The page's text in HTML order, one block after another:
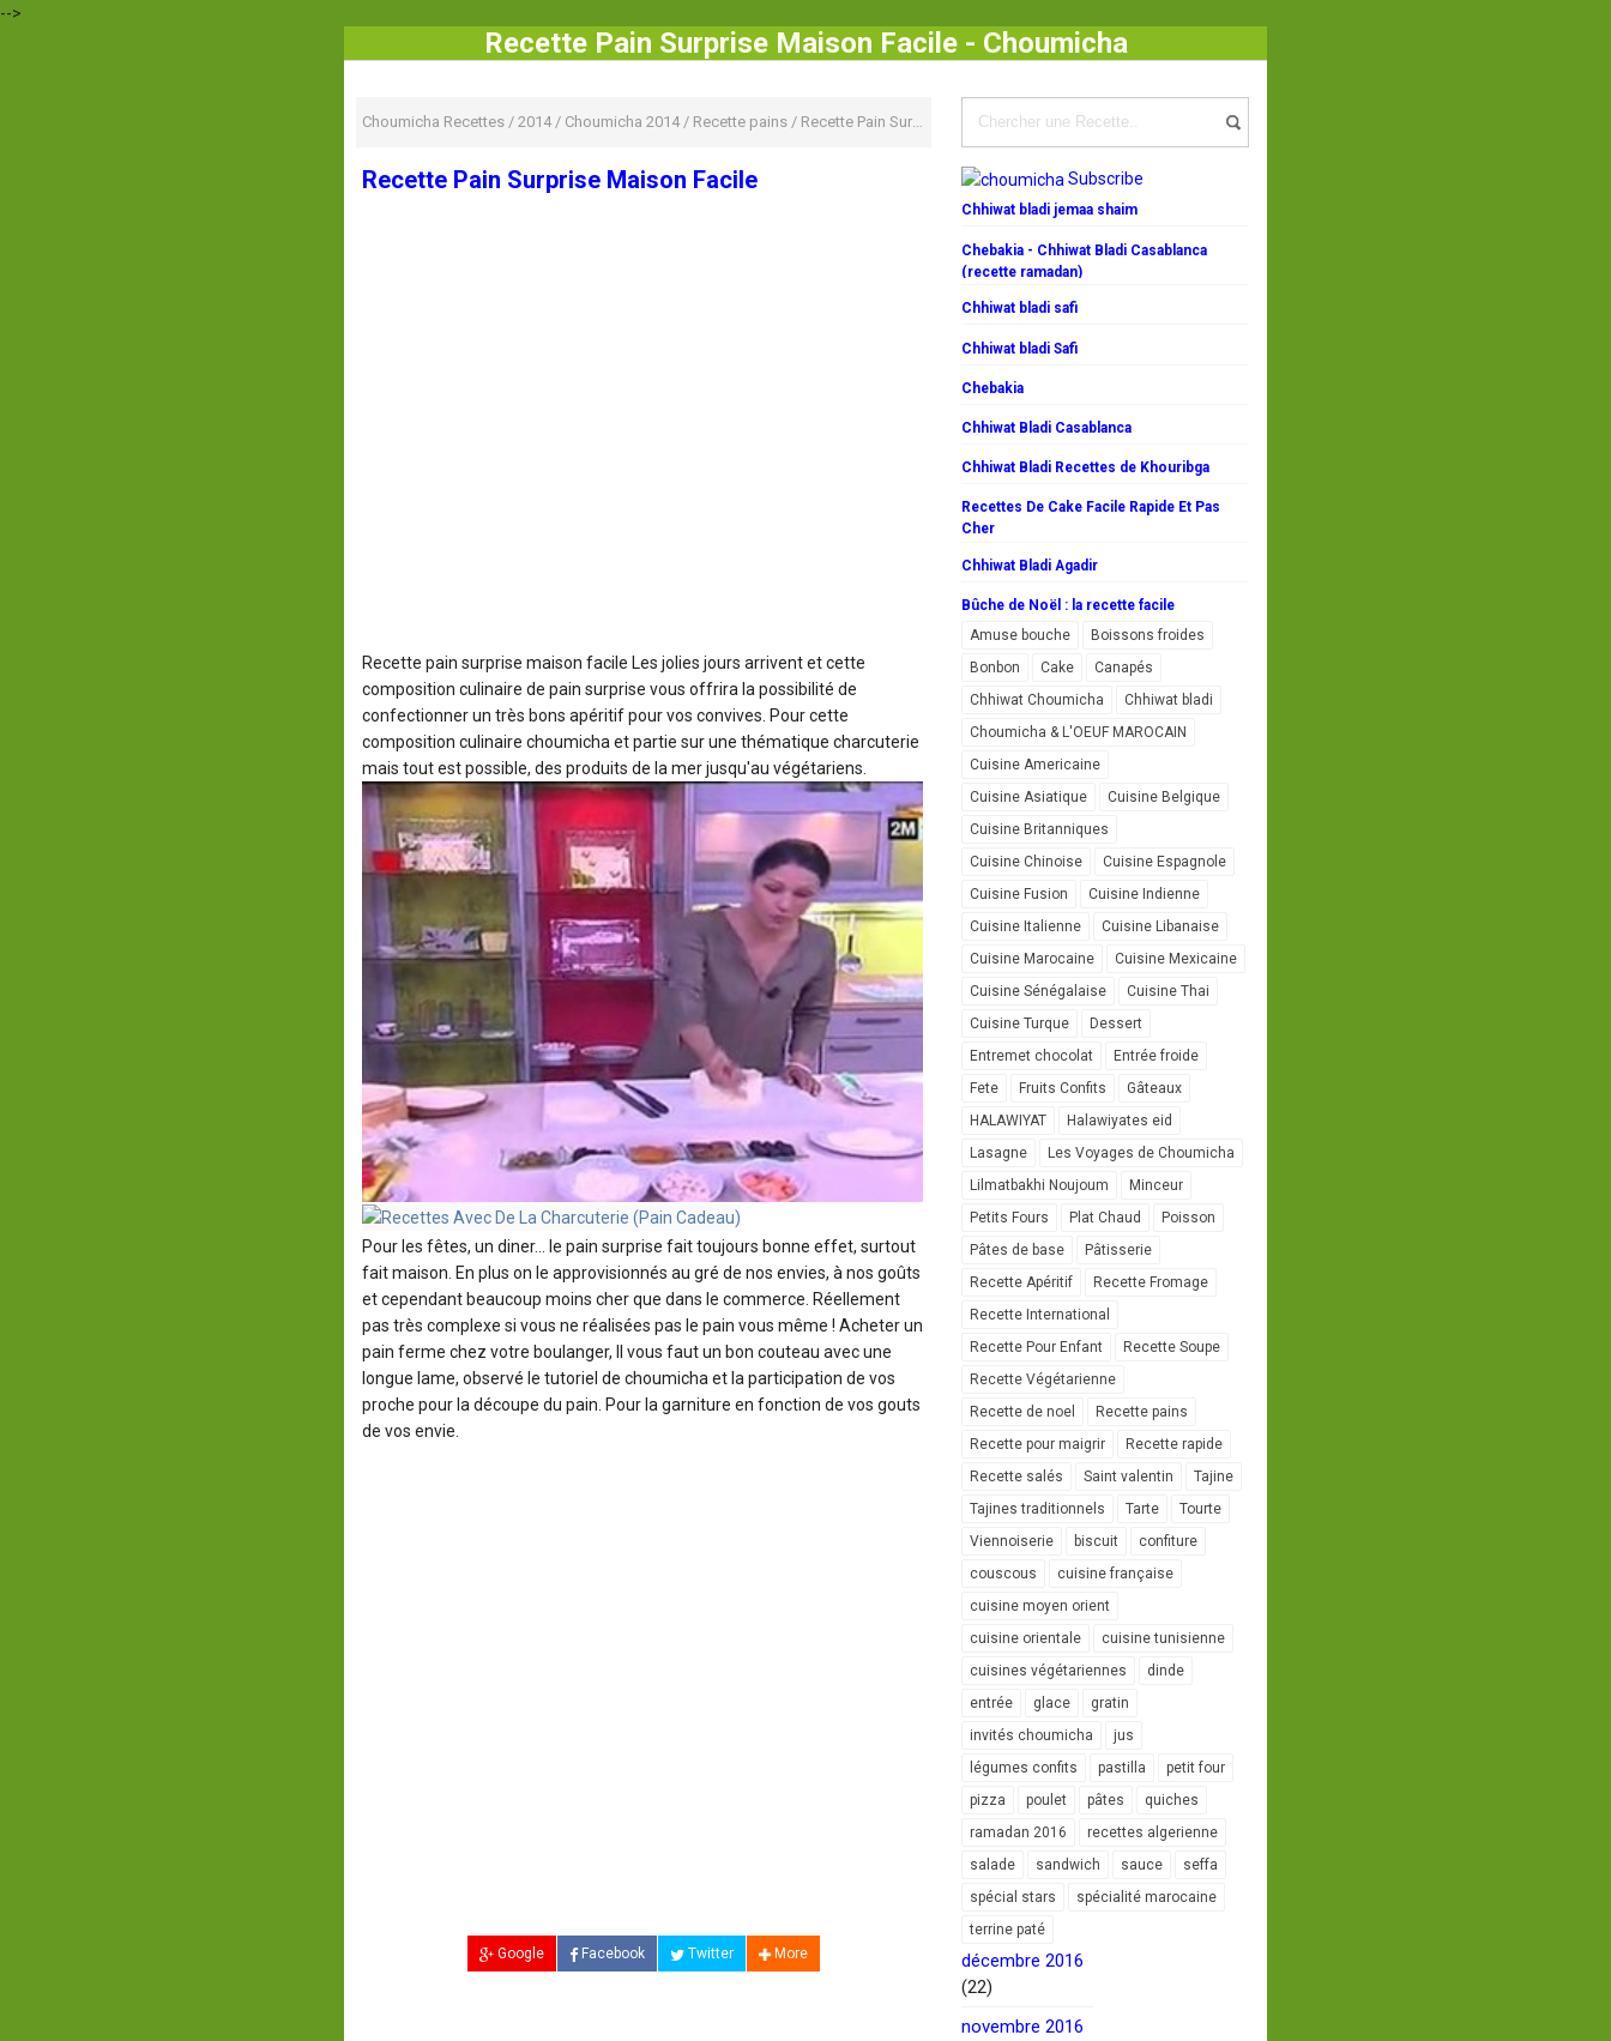
-->
Recette Pain Surprise Maison Facile - Choumicha
Choumicha Recettes / 2014/ Choumicha 2014/ Recette pains / Recette Pain Surprise Maison Facile
Recette Pain Surprise Maison Facile
Recette pain surprise maison facile Les jolies jours arrivent et cette
composition culinaire de pain surprise vous offrira la possibilité de
confectionner un très bons apéritif pour vos convives. Pour cette
composition culinaire choumicha et partie sur une thématique charcuterie
mais tout est possible, des produits de la mer jusqu'au végétariens.
Pour les fêtes, un diner... le pain surprise fait toujours bonne effet, surtout
fait maison. En plus on le approvisionnés au gré de nos envies, à nos goûts
et cependant beaucoup moins cher que dans le commerce. Réellement
pas très complexe si vous ne réalisées pas le pain vous même ! Acheter un
pain ferme chez votre boulanger, Il vous faut un bon couteau avec une
longue lame, observé le tutoriel de choumicha et la participation de vos
proche pour la découpe du pain. Pour la garniture en fonction de vos gouts
de vos envie.
Google Facebook Twitter More
Subscribe
Chhiwat bladi jemaa shaim
Chebakia - Chhiwat Bladi Casablanca
(recette ramadan)
Chhiwat bladi safi
Chhiwat bladi Safi
Chebakia
Chhiwat Bladi Casablanca
Chhiwat Bladi Recettes de Khouribga
Recettes De Cake Facile Rapide Et Pas
Cher
Chhiwat Bladi Agadir
Bûche de Noël : la recette facile
Amuse bouche
Boissons froides
Bonbon
Cake
Canapés
Chhiwat Choumicha
Chhiwat bladi
Choumicha & L'OEUF MAROCAIN
Cuisine Americaine
Cuisine Asiatique
Cuisine Belgique
Cuisine Britanniques
Cuisine Chinoise
Cuisine Espagnole
Cuisine Fusion
Cuisine Indienne
Cuisine Italienne
Cuisine Libanaise
Cuisine Marocaine
Cuisine Mexicaine
Cuisine Sénégalaise
Cuisine Thai
Cuisine Turque
Dessert
Entremet chocolat
Entrée froide
Fete
Fruits Confits
Gâteaux
HALAWIYAT
Halawiyates eid
Lasagne
Les Voyages de Choumicha
Lilmatbakhi Noujoum
Minceur
Petits Fours
Plat Chaud
Poisson
Pâtes de base
Pâtisserie
Recette Apéritif
Recette Fromage
Recette International
Recette Pour Enfant
Recette Soupe
Recette Végétarienne
Recette de noel
Recette pains
Recette pour maigrir
Recette rapide
Recette salés
Saint valentin
Tajine
Tajines traditionnels
Tarte
Tourte
Viennoiserie
biscuit
confiture
couscous
cuisine française
cuisine moyen orient
cuisine orientale
cuisine tunisienne
cuisines végétariennes
dinde
entrée
glace
gratin
invités choumicha
jus
légumes confits
pastilla
petit four
pizza
poulet pâtes
quiches
ramadan 2016
recettes algerienne
salade
sandwich sauce
seffa
spécial stars
spécialité marocaine
terrine paté
décembre 2016
(22)
novembre 2016